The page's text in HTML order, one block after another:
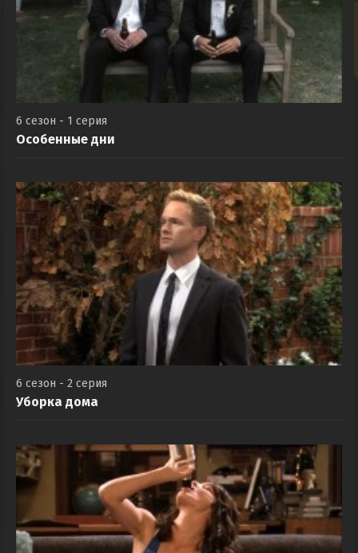
6 сезон - 1 серия
Особенные дни
6 сезон - 2 серия
Уборка дома